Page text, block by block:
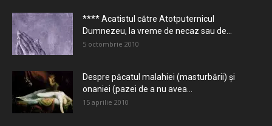
**** Acatistul către Atotputernicul
Dumnezeu, la vreme de necaz sau de...
5 octombrie 2010
Despre păcatul malahiei (masturbării) şi
onaniei (pazei de a nu avea...
15 aprilie 2010